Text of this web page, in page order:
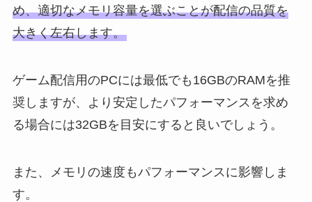
め、適切なメモリ容量を選ぶことが配信の品質を
大きく左右します。
ゲーム配信用のPCには最低でも16GBのRAMを推
奨しますが、より安定したパフォーマンスを求め
る場合には32GBを目安にすると良いでしょう。
また、メモリの速度もパフォーマンスに影響しま
す。